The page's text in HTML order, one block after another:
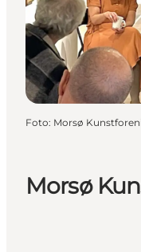
Morsø
Foto: Morsø